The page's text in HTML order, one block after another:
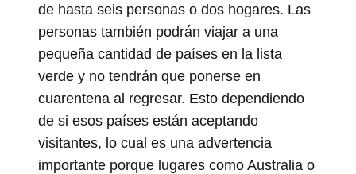
de hasta seis personas o dos hogares. Las
personas también podrán viajar a una
pequeña cantidad de países en la lista
verde y no tendrán que ponerse en
cuarentena al regresar. Esto dependiendo
de si esos países están aceptando
visitantes, lo cual es una advertencia
importante porque lugares como Australia o